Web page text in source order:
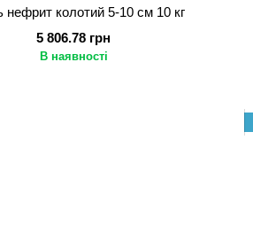
нефрит колотий 5-10 см 10 кг
5 806.78 грн
В наявності